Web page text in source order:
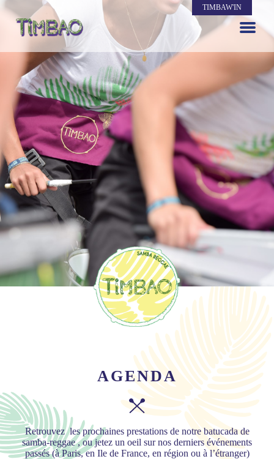
TIMBAW'IN
AGENDA
Retrouvez les prochaines prestations de notre batucada de
samba-reggae , ou jetez un oeil sur nos derniers événements
passés (à Paris, en Ile de France, en région ou à l’étranger)